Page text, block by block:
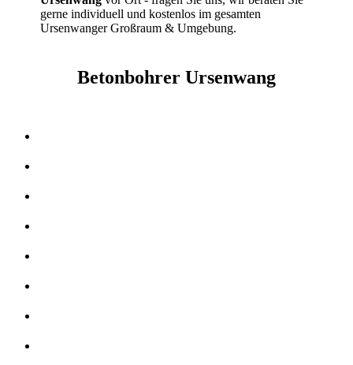
gerne individuell und kostenlos im gesamten
Ursenwanger Großraum & Umgebung.
Betonbohrer Ursenwang